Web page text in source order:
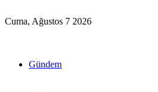
Cuma, Ağustos 7 2026
Gündem